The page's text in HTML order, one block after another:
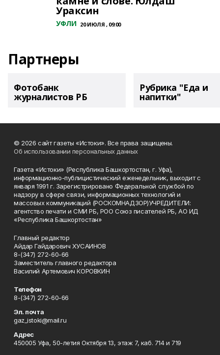
Ураксин
УФЛИ 20 ИЮЛЯ , 09:00
Партнеры
Фотобанк
журналистов РБ
Рубрика "Еда и
напитки"
© 2026 сайт газеты «Истоки». Все права защищены.
Об использовании персональных данных
Газета «Истоки» (Республика Башкортостан, г. Уфа),
информационно-публицистический еженедельник, выходит с
января 1991 г. Зарегистрировано Федеральной службой по
надзору в сфере связи, информационных технологий и
массовых коммуникаций (РОСКОМНАДЗОР)УЧРЕДИТЕЛИ:
агентство печати и СМИ РБ, РОО Союз писателей РБ, АО ИД
«Республика Башкортостан»
Главный редактор
Айдар Гайдарович ХУСАИНОВ
8-(347) 272-60-66
Заместитель главного редактора
Василий Артемович КОРОВКИН
Телефон
8-(347) 272-60-66
Эл. почта
gaz_istoki@mail.ru
Адрес
450005 Уфа, 50-летия Октября 13, этаж 7, каб. 714 и 719